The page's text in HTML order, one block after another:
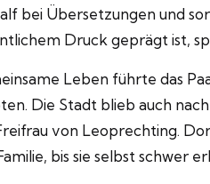
bei Übersetzungen und
Druck geprägt ist,
Leben führte das
Die Stadt blieb auch
von Leoprechting.
bis sie selbst schwer